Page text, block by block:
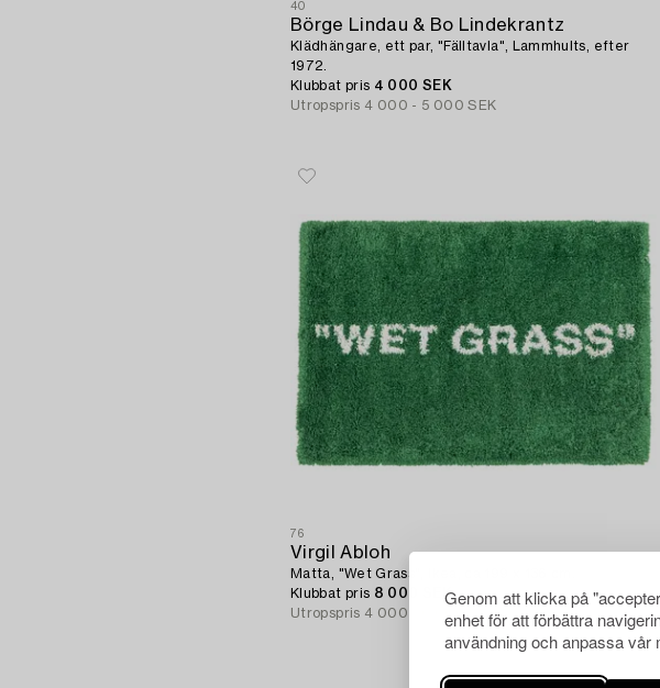
Genom att klicka på
enhet för att förbättra
användning och anpassa vår
40
Börge Lindau & Bo Lindekrantz
Klädhängare, ett par, "Fälltavla", Lammhults, efter
1972.
Klubbat pris 4 000 SEK
Utropspris 4 000 - 5 000 SEK
76
Virgil Abloh
Matta, "Wet Grass", Ikea, ca 199 x 136 cm.
Klubbat pris 8 000 SEK
Utropspris 4 000 - 6 000 SEK